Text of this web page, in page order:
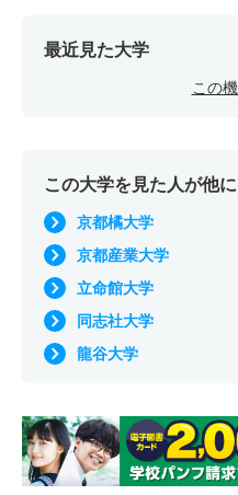
最近見た大学
この
この大学を見た人が他
京都橘大学
京都産業大学
立命館大学
同志社大学
龍谷大学